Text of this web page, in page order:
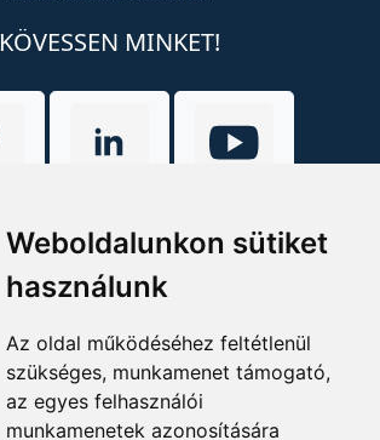
Weboldalunkon sütiket
használunk
Az oldal működéséhez feltétlenül
szükséges, munkamenet támogató,
az egyes felhasználói
munkamenetek azonosítására
KÖVESSEN MINKET!
+36 1 880 7600
info@mprx.hu